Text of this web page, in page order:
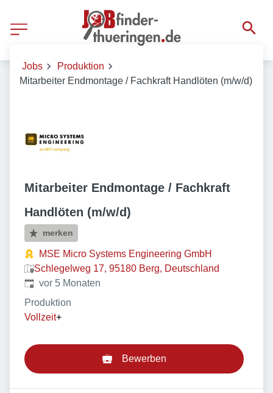
Jobs
Produktion
Mitarbeiter Endmontage / Fachkraft Handlöten (m/w/d)
Mitarbeiter Endmontage / Fachkraft
Handlöten (m/w/d)
merken
MSE Micro Systems Engineering GmbH
Schlegelweg 17, 95180 Berg, Deutschland
Veröffentlicht:
vor 5 Monaten
Produktion
Vollzeit+
Bewerben